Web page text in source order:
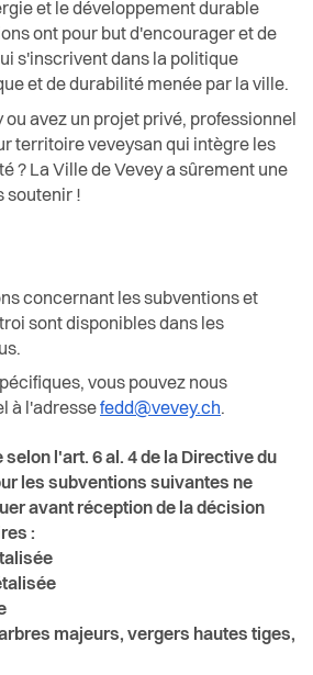
et le développement durable
ont pour but d'encourager et de
s'inscrivent dans la politique
et de durabilité menée par la ville.
ou avez un projet privé, professionnel
territoire veveysan qui intègre les
? La Ville de Vevey a sûrement une
soutenir !
concernant les subventions et
sont disponibles dans les
vous pouvez nous
à l'adressefedd@vevey.ch.
selon l'art. 6 al. 4 de la Directive du
les subventions suivantes ne
avant réception de la décision
:
majeurs, vergers hautes tiges,